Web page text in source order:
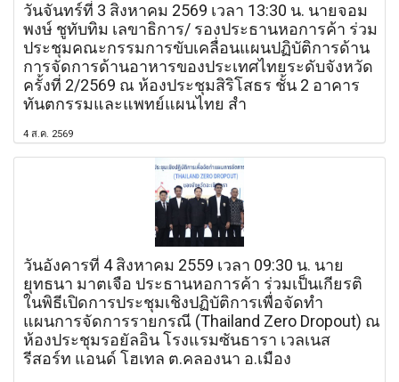
วันจันทร์ที่ 3 สิงหาคม 2569 เวลา 13:30 น. นายจอม
พงษ์ ชูทับทิม เลขาธิการ/ รองประธานหอการค้า ร่วม
ประชุมคณะกรรมการขับเคลื่อนแผนปฏิบัติการด้าน
การจัดการด้านอาหารของประเทศไทยระดับจังหวัด
ครั้งที่ 2/2569 ณ ห้องประชุมสิริโสธร ชั้น 2 อาคาร
ทันตกรรมและแพทย์แผนไทย สำ
4 ส.ค. 2569
วันอังคารที่ 4 สิงหาคม 2559 เวลา 09:30 น. นาย
ยุทธนา มาตเจือ ประธานหอการค้า ร่วมเป็นเกียรติ
ในพิธีเปิดการประชุมเชิงปฏิบัติการเพื่อจัดทำ
แผนการจัดการรายกรณี (Thailand Zero Dropout) ณ
ห้องประชุมรอยัลอิน โรงแรมซันธารา เวลเนส
รีสอร์ท แอนด์ โฮเทล ต.คลองนา อ.เมือง